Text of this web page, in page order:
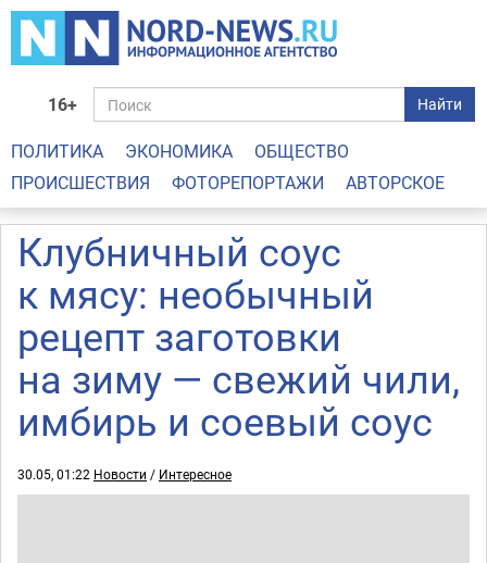
16+ Найти
ПОЛИТИКА ЭКОНОМИКА
ОБЩЕСТВО
ПРОИСШЕСТВИЯ
ФОТОРЕПОРТАЖИ АВТОРСКОЕ
Клубничный соус
к мясу: необычный
рецепт заготовки
на зиму — свежий чили,
имбирь и соевый соус
30.05, 01:22 Новости / Интересное